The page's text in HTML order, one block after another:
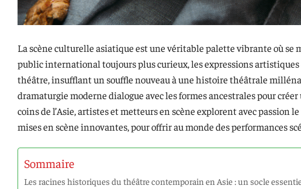
La scène culturelle asiatique est une véritable palette vibrante où
public international toujours plus curieux, les expressions
théâtre, insufflant un souffle nouveau à une histoire théâtrale
dramaturgie moderne dialogue avec les formes ancestrales pour
coins de l’Asie, artistes et metteurs en scène explorent avec
mises en scène innovantes, pour offrir au monde des performances
Sommaire
Les racines historiques du théâtre contemporain en Asie : un socle